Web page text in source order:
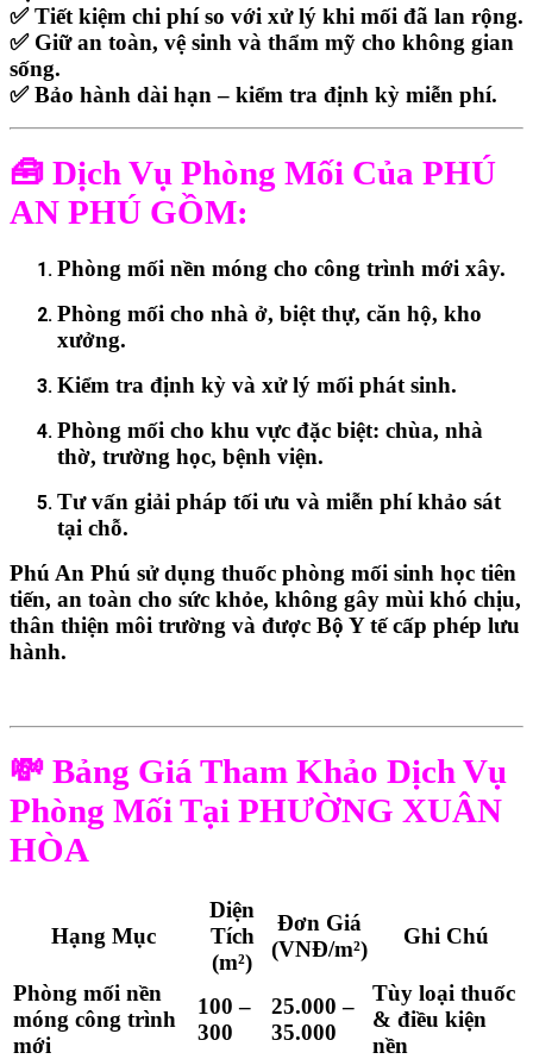
✅Tiết kiệm chi phí so với xử lý khi mối đã lan rộng.
✅ Giữ an toàn, vệ sinh và thẩm mỹ cho không gian
sống.
✅Bảo hành dài hạn – kiểm tra định kỳ miễn phí.
🧰 Dịch Vụ Phòng Mối Của PHÚ
AN PHÚ GỒM:
Phòng mối nền móng cho công trình mới xây.
Phòng mối cho nhà ở, biệt thự, căn hộ, kho
xưởng.
Kiểm tra định kỳ và xử lý mối phát sinh.
Phòng mối cho khu vực đặc biệt: chùa, nhà
thờ, trường học, bệnh viện.
Tư vấn giải pháp tối ưu và miễn phí khảo sát
tại chỗ.
Phú An Phú sử dụng thuốc phòng mối sinh học tiên
tiến, an toàn cho sức khỏe, không gây mùi khó chịu,
thân thiện môi trường và được Bộ Y tế cấp phép lưu
hành.
💸 Bảng Giá Tham Khảo Dịch Vụ
Phòng Mối Tại PHƯỜNG XUÂN
HÒA
Hạng Mục
Diện
Tích
(m²)
Đơn Giá
(VNĐ/m²)
Ghi Chú
Phòng mối nền
móng công trình
mới
100 –
300
25.000 –
35.000
Tùy loại thuốc
& điều kiện
nền